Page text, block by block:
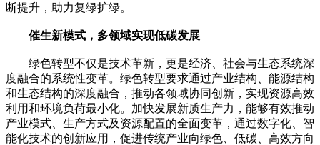
断提升，助力复绿扩绿。
催生新模式，多领域实现低碳发展
绿色转型不仅是技术革新，更是经济、社会与生态系统深
度融合的系统性变革。绿色转型要求通过产业结构、能源结构
和生态结构的深度融合，推动各领域协同创新，实现资源高效
利用和环境负荷最小化。加快发展新质生产力，能够有效推动
产业模式、生产方式及资源配置的全面变革，通过数字化、智
能化技术的创新应用，促进传统产业向绿色、低碳、高效方向